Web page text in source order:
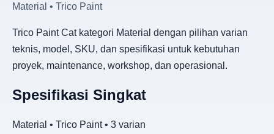
Material • Trico Paint
Trico Paint Cat kategori Material dengan pilihan varian
teknis, model, SKU, dan spesifikasi untuk kebutuhan
proyek, maintenance, workshop, dan operasional.
Spesifikasi Singkat
Material • Trico Paint • 3 varian